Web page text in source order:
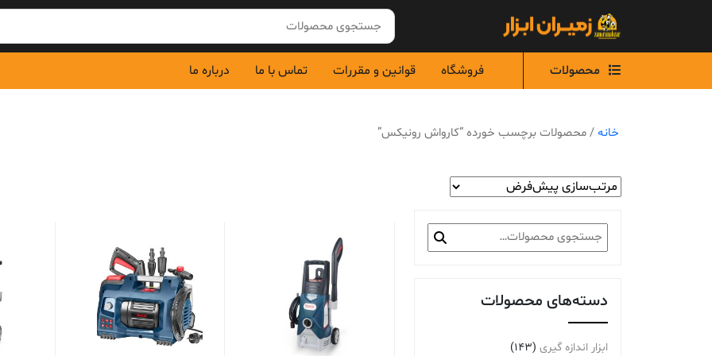
محصولات
فروشگاه قوانین و مقررات تماس با ما درباره ما
خانه/ محصولات برچسب خورده “کارواش رونیکس”
جستجو
برای:
دسته‌های محصولات
ابزار اندازه گیری (143)